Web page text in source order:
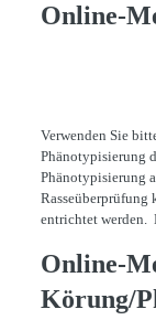
Online-
Verwenden Sie
Phänotypisierung
Phänotypisierung
Rasseüberprüfung
entrichtet werden.
Online-
Körung/